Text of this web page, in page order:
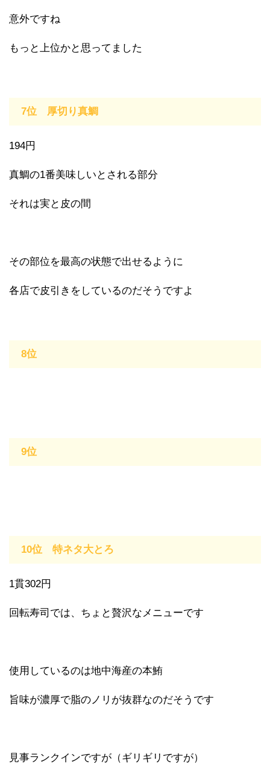
意外ですね
もっと上位かと思ってました
7位 厚切り真鯛
194円
真鯛の1番美味しいとされる部分
それは実と皮の間
その部位を最高の状態で出せるように
各店で皮引きをしているのだそうですよ
8位
9位
10位 特ネタ大とろ
1貫302円
回転寿司では、ちょと贅沢なメニューです
使用しているのは地中海産の本鮪
旨味が濃厚で脂のノリが抜群なのだそうです
見事ランクインですが（ギリギリですが）